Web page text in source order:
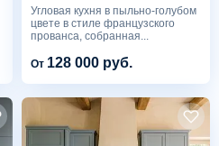
Угловая кухня в пыльно-голубом
цвете в стиле французского
прованса, собранная...
От 128 000 руб.